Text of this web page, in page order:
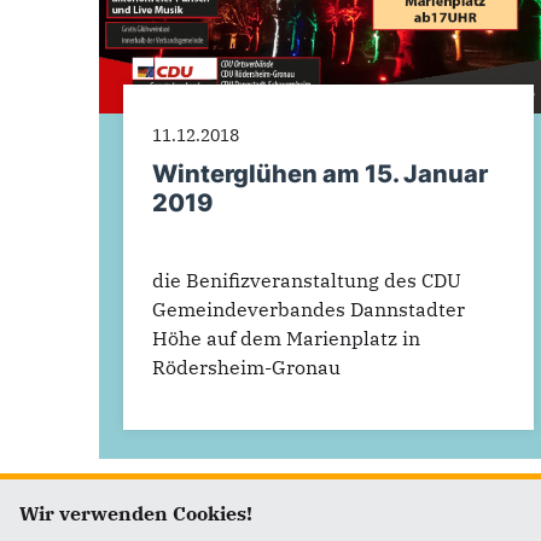
11.12.2018
Winterglühen am 15. Januar
2019
die Benifizveranstaltung des CDU
Gemeindeverbandes Dannstadter
Höhe auf dem Marienplatz in
Rödersheim-Gronau
Wir verwenden Cookies!